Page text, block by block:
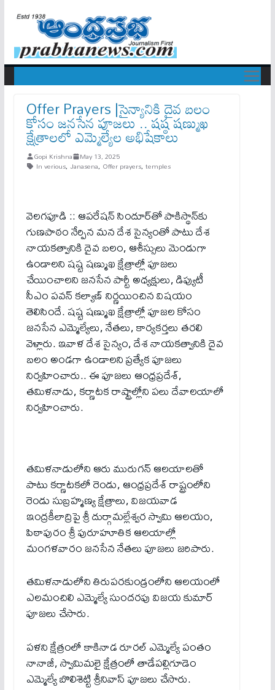
Offer Prayers |సైన్యానికి దైవ బలం
కోసం జనసేన పూజలు .. షష్ఠ షణ్ముఖ
క్షేత్రాలలో ఎమ్మెల్యేల అభిషేకాలు
Gopi Krishna May 13, 2025
In verious, Janasena, Offer prayers, temples
వెలగపూడి :: ఆపరేషన్ సిందూర్‌తో పాకిస్థాన్‌కు
గుణపాఠం నేర్పిన మన దేశ సైన్యంతో పాటు దేశ
నాయకత్వానికి దైవ బలం, ఆశీస్సులు మెండుగా
ఉండాలని షష్ట షణ్ముఖ క్షేత్రాల్లో పూజలు
చేయించాలని జనసేన పార్టీ అధ్యక్షులు, డిప్యుటీ
సీఎం పవన్ కల్యాణ్ నిర్ణయించిన విషయం
తెలిసిందే. షష్ట షణ్ముఖ క్షేత్రాల్లో పూజల కోసం
జనసేన ఎమ్మెల్యేలు, నేతలు, కార్యకర్తలు తరలి
వెళ్లారు. ఇవాళ దేశ సైన్యం, దేశ నాయకత్వానికి దైవ
బలం అండగా ఉండాలని ప్రత్యేక పూజలు
నిర్వహించారు.. ఈ పూజలు ఆంధ్రప్రదేశ్,
తమిళనాడు, కర్ణాటక రాష్ట్రాల్లోని ప‌లు దేవాల‌యాలో
నిర్వ‌హించారు.
తమిళనాడులోని ఆరు మురుగన్ ఆలయాలతో
పాటు కర్ణాటకలో రెండు, ఆంధ్రప్రదేశ్ రాష్ట్రంలోని
రెండు సుబ్రహ్మణ్య క్షేత్రాలు, విజయవాడ
ఇంద్రకీలాద్రిపై శ్రీ దుర్గామల్లేశ్వర స్వామి ఆలయం,
పిఠాపురం శ్రీ పురూహూతిక ఆలయాల్లో
మంగళవారం జనసేన నేతలు పూజలు జరిపారు.
తమిళనాడులోని తిరుపరకుండ్రంలోని ఆలయంలో
ఎలమంచిలి ఎమ్మెల్యే సుందరపు విజయ కుమార్
పూజలు చేసారు.
పళని క్షేత్రంలో కాకినాడ రూరల్ ఎమ్మెల్యే పంతం
నానాజీ, స్వామిమలై క్షేత్రంలో తాడేపల్లిగూడెం
ఎమ్మెల్యే బొలిశెట్టి శ్రీనివాస్ పూజలు చేసారు.